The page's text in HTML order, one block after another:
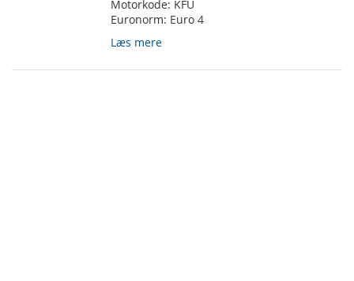
Motorkode: KFU
Euronorm: Euro 4
Læs mere